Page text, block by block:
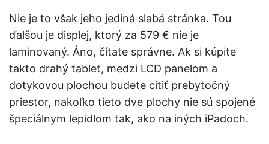
Nie je to však jeho jediná slabá stránka. Tou
ďalšou je displej, ktorý za 579 € nie je
laminovaný. Áno, čítate správne. Ak si kúpite
takto drahý tablet, medzi LCD panelom a
dotykovou plochou budete cítiť prebytočný
priestor, nakoľko tieto dve plochy nie sú spojené
špeciálnym lepidlom tak, ako na iných iPadoch.